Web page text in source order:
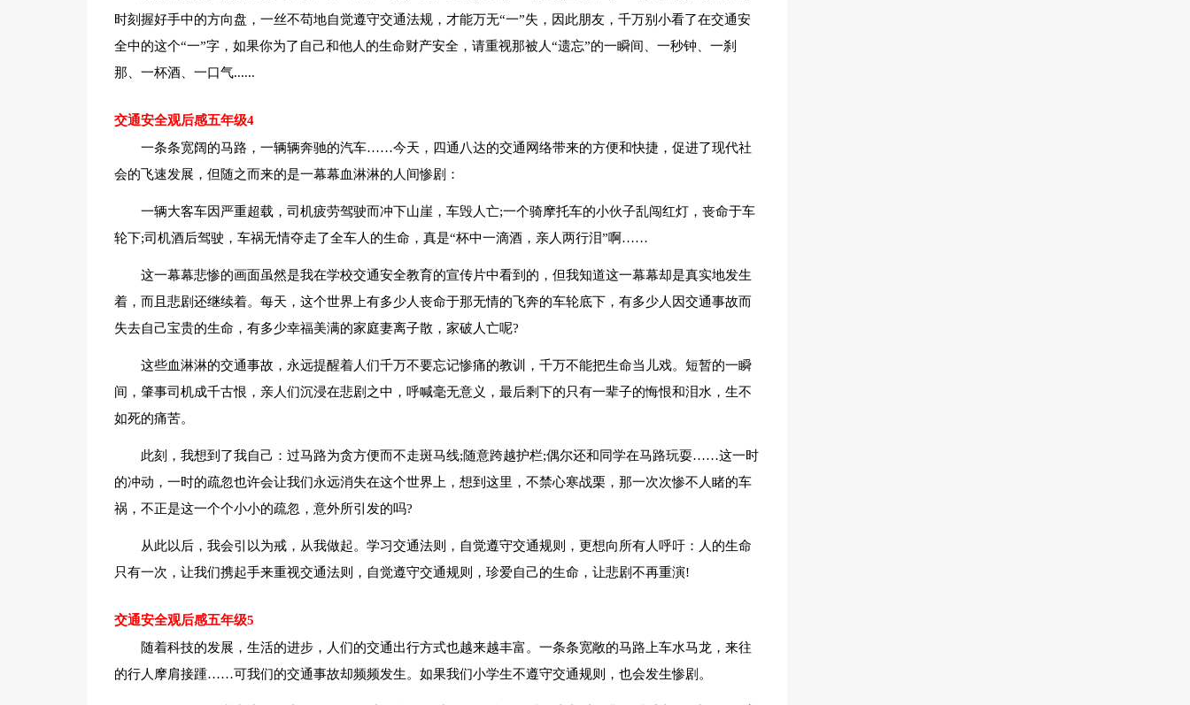
时刻握好手中的方向盘，一丝不苟地自觉遵守交通法规，才能万无“一”失，因此朋友，千万别小看了在交通安
全中的这个“一”字，如果你为了自己和他人的生命财产安全，请重视那被人“遗忘”的一瞬间、一秒钟、一刹
那、一杯酒、一口气......
交通安全观后感五年级4
一条条宽阔的马路，一辆辆奔驰的汽车……今天，四通八达的交通网络带来的方便和快捷，促进了现代社
会的飞速发展，但随之而来的是一幕幕血淋淋的人间惨剧：
一辆大客车因严重超载，司机疲劳驾驶而冲下山崖，车毁人亡;一个骑摩托车的小伙子乱闯红灯，丧命于车
轮下;司机酒后驾驶，车祸无情夺走了全车人的生命，真是“杯中一滴酒，亲人两行泪”啊……
这一幕幕悲惨的画面虽然是我在学校交通安全教育的宣传片中看到的，但我知道这一幕幕却是真实地发生
着，而且悲剧还继续着。每天，这个世界上有多少人丧命于那无情的飞奔的车轮底下，有多少人因交通事故而
失去自己宝贵的生命，有多少幸福美满的家庭妻离子散，家破人亡呢?
这些血淋淋的交通事故，永远提醒着人们千万不要忘记惨痛的教训，千万不能把生命当儿戏。短暂的一瞬
间，肇事司机成千古恨，亲人们沉浸在悲剧之中，呼喊毫无意义，最后剩下的只有一辈子的悔恨和泪水，生不
如死的痛苦。
此刻，我想到了我自己：过马路为贪方便而不走斑马线;随意跨越护栏;偶尔还和同学在马路玩耍……这一时
的冲动，一时的疏忽也许会让我们永远消失在这个世界上，想到这里，不禁心寒战栗，那一次次惨不人睹的车
祸，不正是这一个个小小的疏忽，意外所引发的吗?
从此以后，我会引以为戒，从我做起。学习交通法则，自觉遵守交通规则，更想向所有人呼吁：人的生命
只有一次，让我们携起手来重视交通法则，自觉遵守交通规则，珍爱自己的生命，让悲剧不再重演!
交通安全观后感五年级5
随着科技的发展，生活的进步，人们的交通出行方式也越来越丰富。一条条宽敞的马路上车水马龙，来往
的行人摩肩接踵……可我们的交通事故却频频发生。如果我们小学生不遵守交通规则，也会发生惨剧。